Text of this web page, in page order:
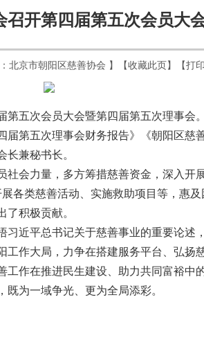
召开第四届第五次会员大
北京市朝阳区慈善协会 】【收藏此页 】【打
五次会员大会暨第四届第五次理事会
第五次理事会财务报告》《朝阳区慈
兼秘书长。
会力量，多方筹措慈善资金，深入开
各类慈善活动、实施救助项目等，惠
积极贡献。
近平总书记关于慈善事业的重要论述
作大局，力争在搭建服务平台、弘扬
作在推进民生建设、助力共同富裕中
为一域争光、更为全局添彩。